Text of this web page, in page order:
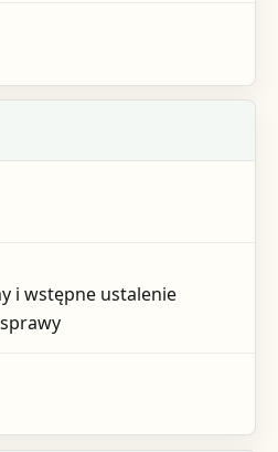
i wstępne ustalenie